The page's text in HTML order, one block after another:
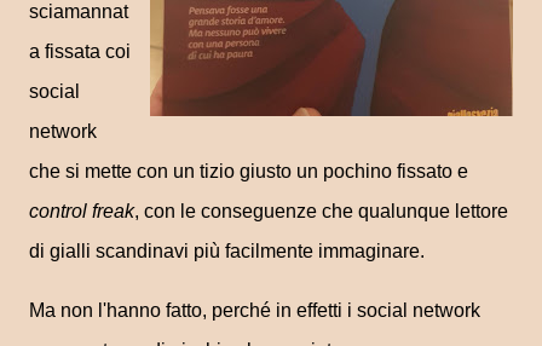
sciamannat
a fissata coi
social
network
che si mette con un tizio giusto un pochino fissato e
control freak, con le conseguenze che qualunque lettore
di gialli scandinavi più facilmente immaginare.
Ma non l'hanno fatto, perché in effetti i social network